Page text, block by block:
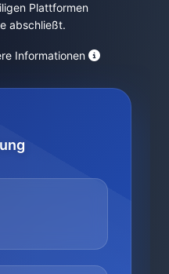
Plattformen
abschließt.
Informationen